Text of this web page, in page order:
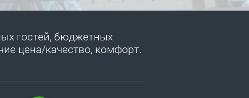
гостей, бюджетных
цена/качество, комфорт.